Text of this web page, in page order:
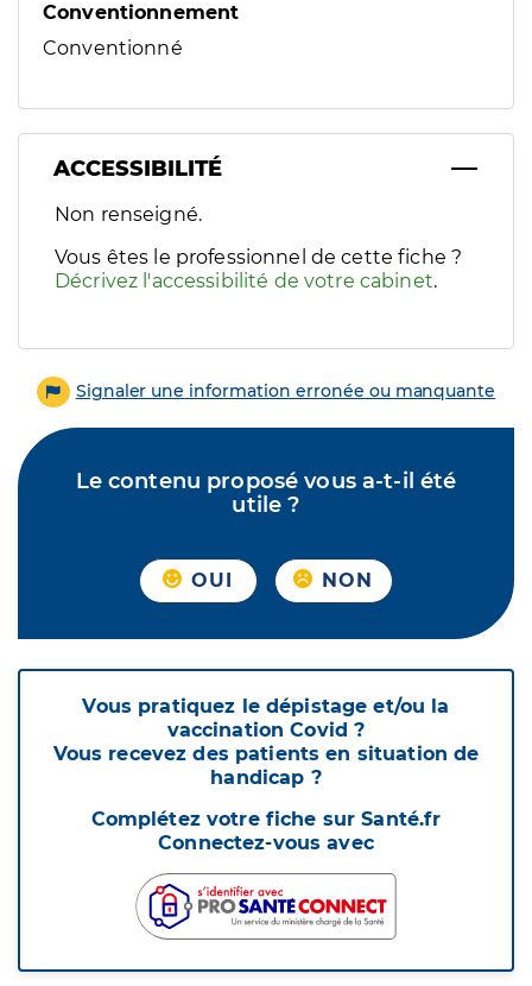
Conventionnement
Conventionné
ACCESSIBILITÉ
Filtres
Sélectionnez un ou plusieurs handicaps/besoins
Non renseigné.
Vous êtes le professionnel de cette fiche ?
Décrivez l'accessibilité de votre cabinet.
Signaler une information erronée ou manquante
Le contenu proposé vous a-t-il été
utile ?
OUI NON
Vous pratiquez le dépistage et/ou la
vaccination Covid ?
Vous recevez des patients en situation de
handicap ?
Complétez votre fiche sur Santé.fr
Connectez-vous avec